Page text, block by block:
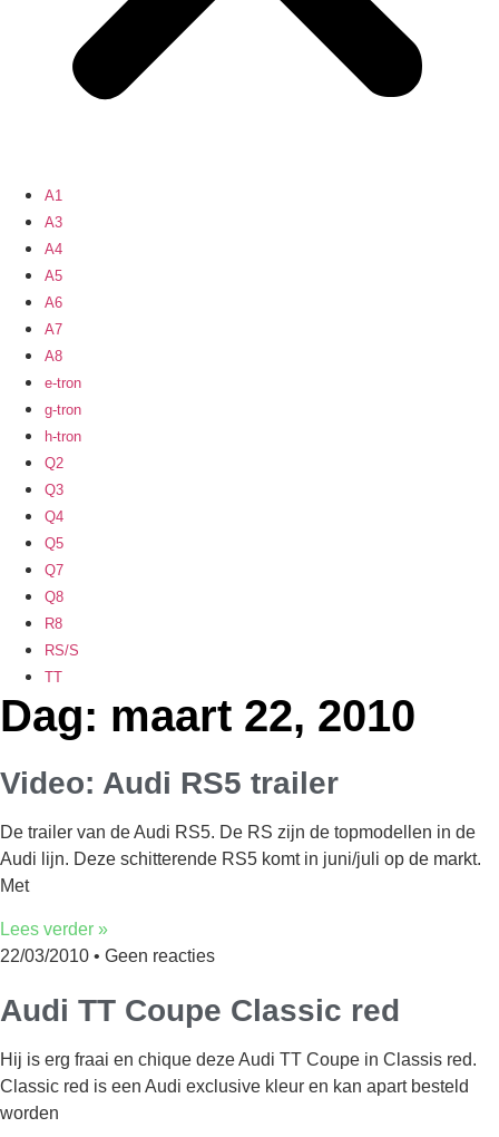
A1
A3
A4
A5
A6
A7
A8
e-tron
g-tron
h-tron
Q2
Q3
Q4
Q5
Q7
Q8
R8
RS/S
TT
Dag: maart 22, 2010
Video: Audi RS5 trailer
De trailer van de Audi RS5. De RS zijn de topmodellen in de
Audi lijn. Deze schitterende RS5 komt in juni/juli op de markt.
Met
Lees verder »
22/03/2010
Geen reacties
Audi TT Coupe Classic red
Hij is erg fraai en chique deze Audi TT Coupe in Classis red.
Classic red is een Audi exclusive kleur en kan apart besteld
worden